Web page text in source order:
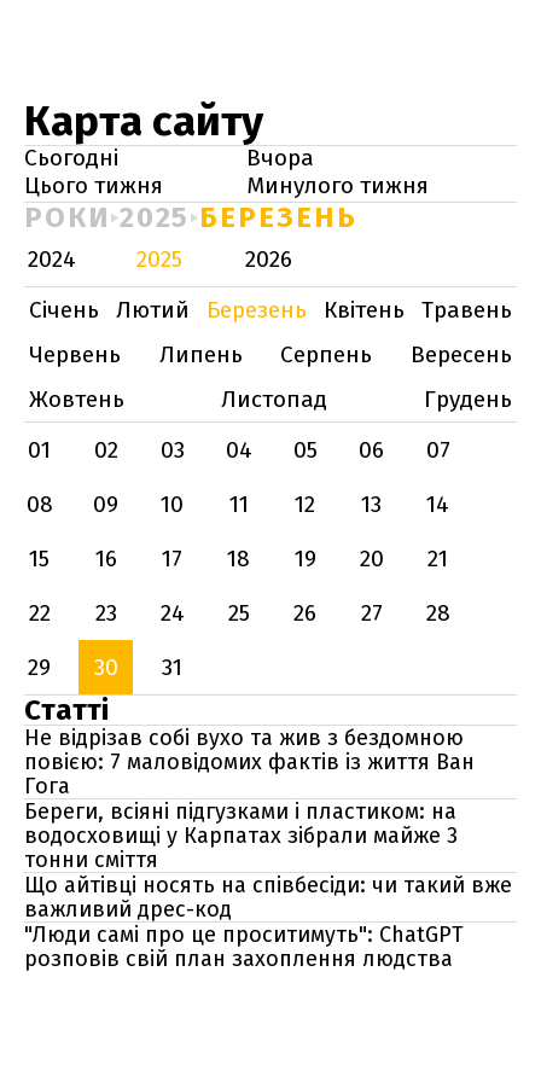
Карта сайту
Сьогодні
Вчора
Цього тижня
Минулого тижня
РОКИ 2025 БЕРЕЗЕНЬ
2024 2025
2026
Січень
Лютий Березень Квітень
Травень
Червень
Липень Серпень
Вересень
Жовтень
Листопад
Грудень
01
02 03 04 05 06
07
08
09 10 11 12 13
14
15
16 17 18 19 20
21
22
23 24 25 26 27
28
29
30 31
Статті
Не відрізав собі вухо та жив з бездомною
повією: 7 маловідомих фактів із життя Ван
Гога
Береги, всіяні підгузками і пластиком: на
водосховищі у Карпатах зібрали майже 3
тонни сміття
Що айтівці носять на співбесіди: чи такий вже
важливий дрес-код
"Люди самі про це проситимуть": ChatGPT
розповів свій план захоплення людства